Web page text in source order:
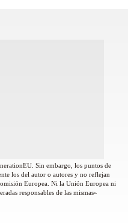
Sin embargo, los puntos de
los del autor o autores y no reflejan
Europea. Ni la Unión Europea ni
responsables de las mismas»